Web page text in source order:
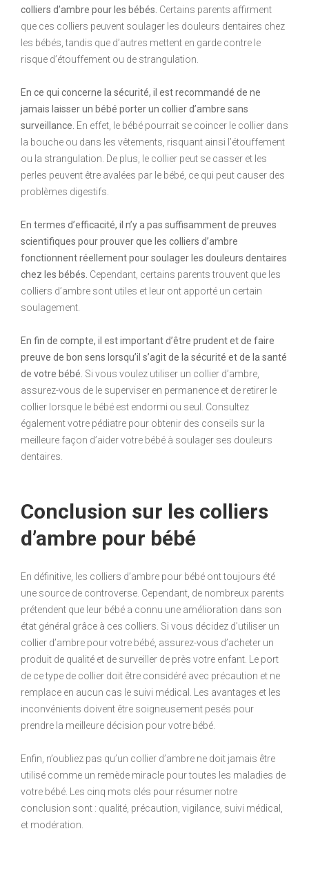
colliers d’ambre pour les bébés. Certains parents affirment
que ces colliers peuvent soulager les douleurs dentaires chez
les bébés, tandis que d’autres mettent en garde contre le
risque d’étouffement ou de strangulation.
En ce qui concerne la sécurité, il est recommandé de ne
jamais laisser un bébé porter un collier d’ambre sans
surveillance. En effet, le bébé pourrait se coincer le collier dans
la bouche ou dans les vêtements, risquant ainsi l’étouffement
ou la strangulation. De plus, le collier peut se casser et les
perles peuvent être avalées par le bébé, ce qui peut causer des
problèmes digestifs.
En termes d’efficacité, il n’y a pas suffisamment de preuves
scientifiques pour prouver que les colliers d’ambre
fonctionnent réellement pour soulager les douleurs dentaires
chez les bébés. Cependant, certains parents trouvent que les
colliers d’ambre sont utiles et leur ont apporté un certain
soulagement.
En fin de compte, il est important d’être prudent et de faire
preuve de bon sens lorsqu’il s’agit de la sécurité et de la santé
de votre bébé. Si vous voulez utiliser un collier d’ambre,
assurez-vous de le superviser en permanence et de retirer le
collier lorsque le bébé est endormi ou seul. Consultez
également votre pédiatre pour obtenir des conseils sur la
meilleure façon d’aider votre bébé à soulager ses douleurs
dentaires.
Conclusion sur les colliers
d’ambre pour bébé
En définitive, les colliers d’ambre pour bébé ont toujours été
une source de controverse. Cependant, de nombreux parents
prétendent que leur bébé a connu une amélioration dans son
état général grâce à ces colliers. Si vous décidez d’utiliser un
collier d’ambre pour votre bébé, assurez-vous d’acheter un
produit de qualité et de surveiller de près votre enfant. Le port
de ce type de collier doit être considéré avec précaution et ne
remplace en aucun cas le suivi médical. Les avantages et les
inconvénients doivent être soigneusement pesés pour
prendre la meilleure décision pour votre bébé.
Enfin, n’oubliez pas qu’un collier d’ambre ne doit jamais être
utilisé comme un remède miracle pour toutes les maladies de
votre bébé. Les cinq mots clés pour résumer notre
conclusion sont : qualité, précaution, vigilance, suivi médical,
et modération.